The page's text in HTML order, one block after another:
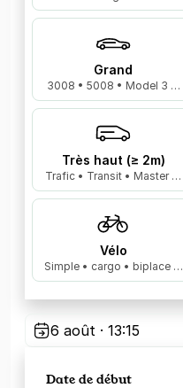
Grand
3008 • 5008 • Model 3 …
Très haut (≥ 2m)
Trafic • Transit • Master …
Vélo
Simple • cargo • biplace …
6 août · 13:15
Date de début